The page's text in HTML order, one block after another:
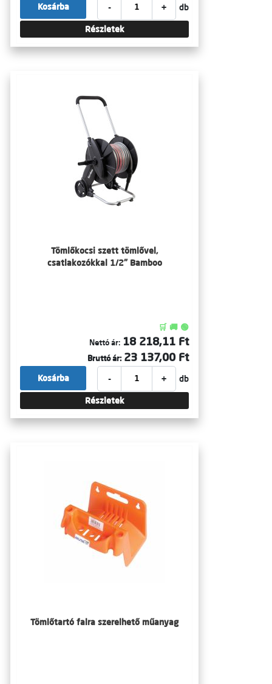
- + db
Kosárba
Részletek
Tömlőkocsi szett tömlővel,
csatlakozókkal 1/2" Bamboo
🛒 🚚 🟢
Nettó ár: 18 218,11 Ft
Bruttó ár: 23 137,00 Ft
- + db
Kosárba
Részletek
Tömlőtartó falra szerelhető műanyag